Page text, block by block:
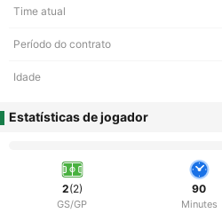
Time atual
Período do contrato
Idade
Estatísticas de jogador
2(2)
GS/GP
90
Minutes